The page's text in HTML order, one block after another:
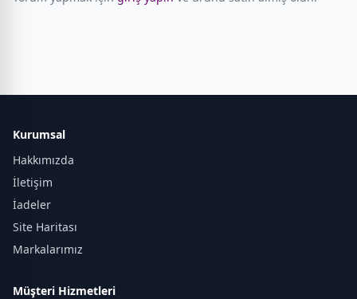
Kurumsal
Hakkımızda
İletişim
İadeler
Site Haritası
Markalarımız
Müşteri Hizmetleri